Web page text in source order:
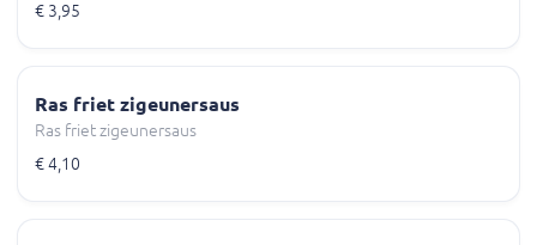
€ 3,95
Ras friet zigeunersaus
Ras friet zigeunersaus
€ 4,10